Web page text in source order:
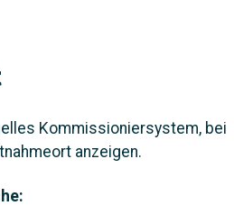
Kommissioniersystem, bei
anzeigen.